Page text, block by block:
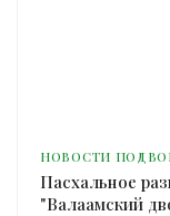
НОВОСТИ
Пасхальное
"Валаамский